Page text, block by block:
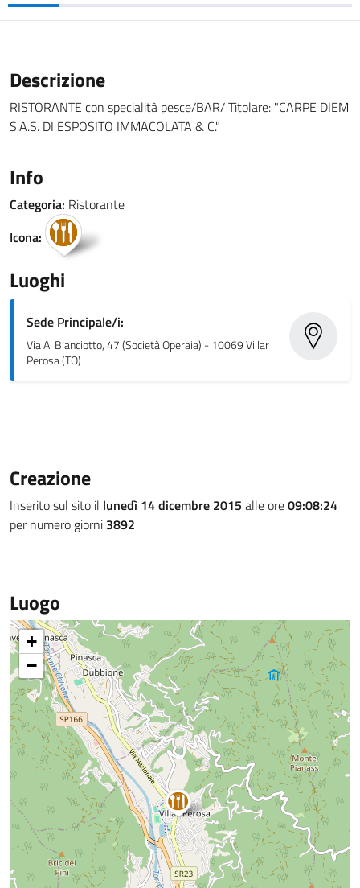
Descrizione
RISTORANTE con specialità pesce/BAR/ Titolare: "CARPE DIEM
S.A.S. DI ESPOSITO IMMACOLATA & C."
Info
Categoria: Ristorante
Icona:
Luoghi
Sede Principale/i:
Via A. Bianciotto, 47 (Società Operaia) - 10069 Villar
Perosa (TO)
Creazione
Inserito sul sito il lunedì 14 dicembre 2015 alle ore09:08:24
per numero giorni 3892
Luogo
+
−